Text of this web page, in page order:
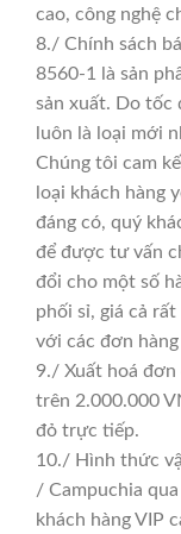
cao, công nghệ
8./ Chính sách
8560-1 là sản
sản xuất. Do tốc
luôn là loại mới
Chúng tôi cam
loại khách hàng
đáng có, quý
để được tư vấn
đổi cho một số
phối sỉ, giá cả
với các đơn
9./ Xuất hoá
trên 2.000.000
đỏ trực tiếp.
10./ Hình thức
/ Campuchia
khách hàng VIP